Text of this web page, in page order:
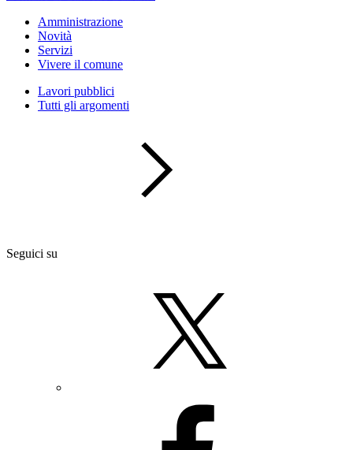
Amministrazione
Novità
Servizi
Vivere il comune
Lavori pubblici
Tutti gli argomenti
Seguici su